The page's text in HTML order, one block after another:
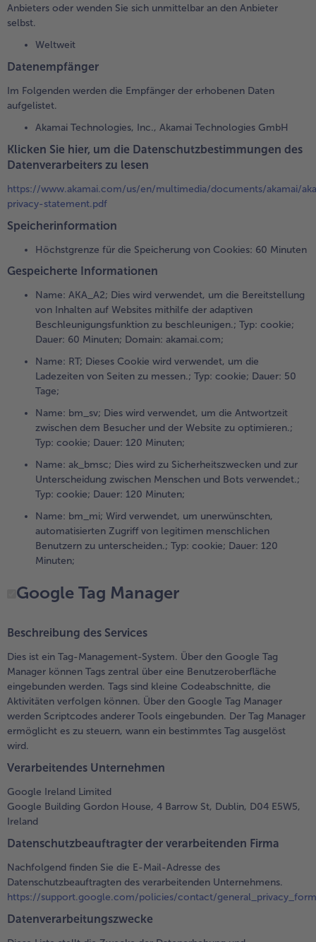
Anbieters oder wenden Sie sich unmittelbar an den Anbieter
selbst.
Weltweit
Datenempfänger
Im Folgenden werden die Empfänger der erhobenen Daten
aufgelistet.
Akamai Technologies, Inc., Akamai Technologies GmbH
Klicken Sie hier, um die Datenschutzbestimmungen des
Datenverarbeiters zu lesen
https://www.akamai.com/us/en/multimedia/documents/akamai/
privacy-statement.pdf
Speicherinformation
Höchstgrenze für die Speicherung von Cookies: 60 Minuten
Gespeicherte Informationen
Name: AKA_A2; Dies wird verwendet, um die Bereitstellung
von Inhalten auf Websites mithilfe der adaptiven
Beschleunigungsfunktion zu beschleunigen.; Typ: cookie;
Dauer: 60 Minuten; Domain: akamai.com;
Name: RT; Dieses Cookie wird verwendet, um die
Ladezeiten von Seiten zu messen.; Typ: cookie; Dauer: 50
Tage;
Name: bm_sv; Dies wird verwendet, um die Antwortzeit
zwischen dem Besucher und der Website zu optimieren.;
Typ: cookie; Dauer: 120 Minuten;
Name: ak_bmsc; Dies wird zu Sicherheitszwecken und zur
Unterscheidung zwischen Menschen und Bots verwendet.;
Typ: cookie; Dauer: 120 Minuten;
Name: bm_mi; Wird verwendet, um unerwünschten,
automatisierten Zugriff von legitimen menschlichen
Benutzern zu unterscheiden.; Typ: cookie; Dauer: 120
Minuten;
Google Tag Manager
Beschreibung des Services
Dies ist ein Tag-Management-System. Über den Google Tag
Manager können Tags zentral über eine Benutzeroberfläche
eingebunden werden. Tags sind kleine Codeabschnitte, die
Aktivitäten verfolgen können. Über den Google Tag Manager
werden Scriptcodes anderer Tools eingebunden. Der Tag Manager
ermöglicht es zu steuern, wann ein bestimmtes Tag ausgelöst
wird.
Verarbeitendes Unternehmen
Google Ireland Limited
Google Building Gordon House, 4 Barrow St, Dublin, D04 E5W5,
Ireland
Datenschutzbeauftragter der verarbeitenden Firma
Nachfolgend finden Sie die E-Mail-Adresse des
Datenschutzbeauftragten des verarbeitenden Unternehmens.
https://support.google.com/policies/contact/general_privacy_form
Datenverarbeitungszwecke